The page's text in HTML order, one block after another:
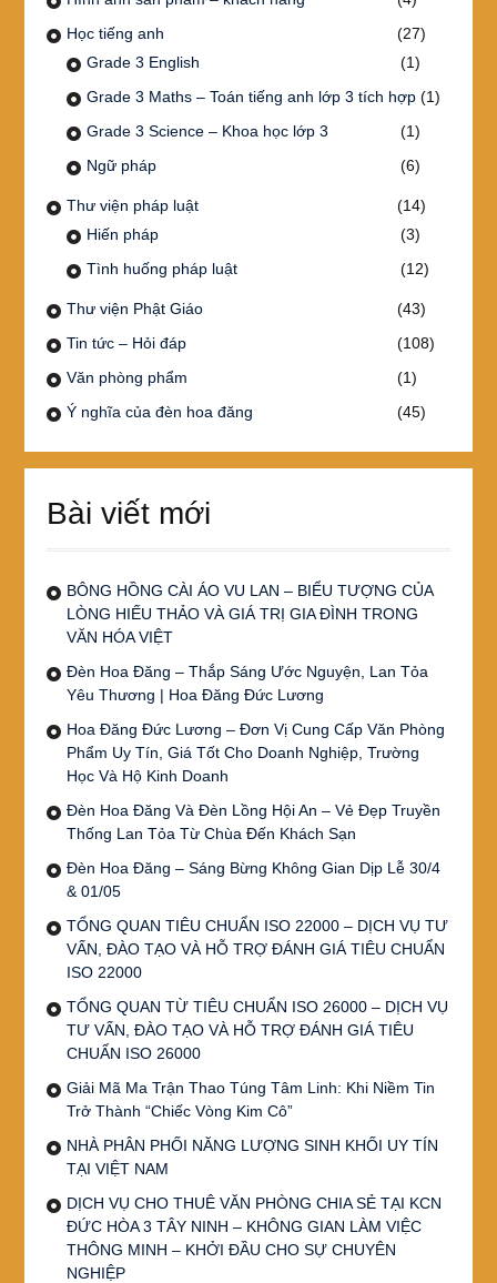
Học tiếng anh
(27)
Grade 3 English
(1)
Grade 3 Maths – Toán tiếng anh lớp 3 tích hợp(1)
Grade 3 Science – Khoa học lớp 3
(1)
Ngữ pháp
(6)
Thư viện pháp luật
(14)
Hiến pháp
(3)
Tình huống pháp luật
(12)
Thư viện Phật Giáo
(43)
Tin tức – Hỏi đáp
(108)
Văn phòng phẩm
(1)
Ý nghĩa của đèn hoa đăng
(45)
Bài viết mới
BÔNG HỒNG CÀI ÁO VU LAN – BIỂU TƯỢNG CỦA
LÒNG HIẾU THẢO VÀ GIÁ TRỊ GIA ĐÌNH TRONG
VĂN HÓA VIỆT
Đèn Hoa Đăng – Thắp Sáng Ước Nguyện, Lan Tỏa
Yêu Thương | Hoa Đăng Đức Lương
Hoa Đăng Đức Lương – Đơn Vị Cung Cấp Văn Phòng
Phẩm Uy Tín, Giá Tốt Cho Doanh Nghiệp, Trường
Học Và Hộ Kinh Doanh
Đèn Hoa Đăng Và Đèn Lồng Hội An – Vẻ Đẹp Truyền
Thống Lan Tỏa Từ Chùa Đến Khách Sạn
Đèn Hoa Đăng – Sáng Bừng Không Gian Dịp Lễ 30/4
& 01/05
TỔNG QUAN TIÊU CHUẨN ISO 22000 – DỊCH VỤ TƯ
VẤN, ĐÀO TẠO VÀ HỖ TRỢ ĐÁNH GIÁ TIÊU CHUẨN
ISO 22000
TỔNG QUAN TỪ TIÊU CHUẨN ISO 26000 – DỊCH VỤ
TƯ VẤN, ĐÀO TẠO VÀ HỖ TRỢ ĐÁNH GIÁ TIÊU
CHUẨN ISO 26000
Giải Mã Ma Trận Thao Túng Tâm Linh: Khi Niềm Tin
Trở Thành “Chiếc Vòng Kim Cô”
NHÀ PHÂN PHỐI NĂNG LƯỢNG SINH KHỐI UY TÍN
TẠI VIỆT NAM
DỊCH VỤ CHO THUÊ VĂN PHÒNG CHIA SẺ TẠI KCN
ĐỨC HÒA 3 TÂY NINH – KHÔNG GIAN LÀM VIỆC
THÔNG MINH – KHỞI ĐẦU CHO SỰ CHUYÊN
NGHIỆP